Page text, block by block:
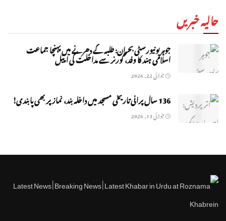
حالیہ خبریں
جوہر یونیورسٹی بحران: طلبہ کے دھرنے میں پہنچا جماعت
اسلامی ہند کا وفد، گورنر سے مداخلت کی اپیل
جولائی 22, 2026
136 سال پرانی تاریخی مسجد میں داخلہ بند، نماز پر بھی پابندی!
جولائی 13, 2026